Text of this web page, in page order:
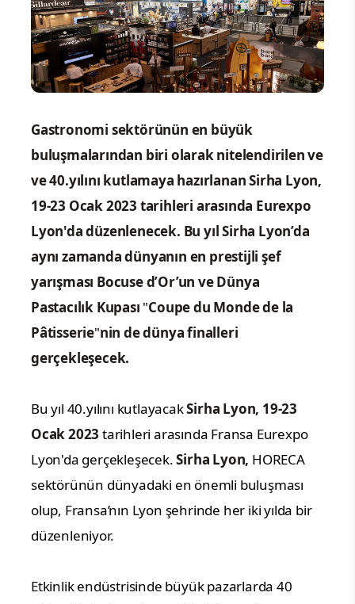
Gastronomi sektörünün en büyük
buluşmalarından biri olarak nitelendirilen ve
ve 40.yılını kutlamaya hazırlanan Sirha Lyon,
19-23 Ocak 2023 tarihleri ​​arasında Eurexpo
Lyon'da düzenlenecek. Bu yıl Sirha Lyon’da
aynı zamanda dünyanın en prestijli şef
yarışması Bocuse d’Or’un veDünya
Pastacılık Kupası "Coupe du Monde de la
Pâtisserie"nin de dünya finalleri
gerçekleşecek.
Bu yıl 40.yılını kutlayacakSirha Lyon, 19-23
Ocak 2023tarihleri ​​arasında Fransa Eurexpo
Lyon'da gerçekleşecek.Sirha Lyon, HORECA
sektörünün dünyadaki en önemli buluşması
olup, Fransa’nın Lyon şehrinde her iki yılda bir
düzenleniyor.
Etkinlik endüstrisinde büyük pazarlarda 40